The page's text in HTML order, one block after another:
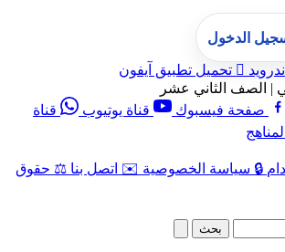
 تحميل تطبيق آيفون
| الصف الثاني عشر
صفحة فيسبوك قناة يوتيوب
قناة
🔒 سياسة الخصوصية ✉️ اتصل بنا ⚖️ حقوق
الدخول
بحث